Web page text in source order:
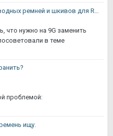
что нужно на 9G заменить
в теме
проблемой:
ищу.